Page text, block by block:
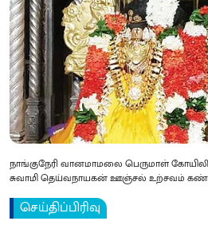
நாங்குநேரி வானமாமலை பெருமாள்
சுவாமி தெய்வநாயகன் ஊஞ்சல் உற்சவம்
செய்திப்பிரிவு